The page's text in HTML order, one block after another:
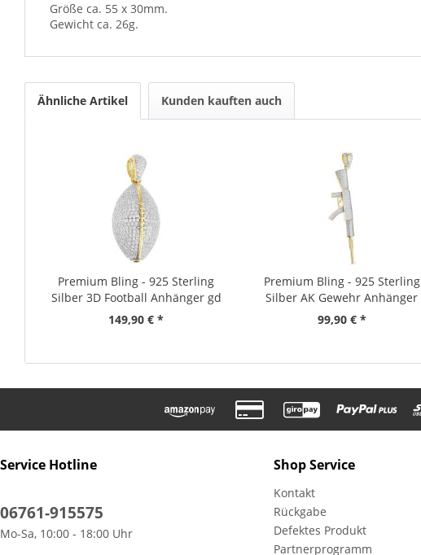
Größe ca. 55 x 30mm.
Gewicht ca. 26g.
Ähnliche Artikel Kunden kauften auch
Premium Bling - 925 Sterling
Silber 3D Football Anhänger gd
149,90 € *
Premium Bling - 925 Sterling
Silber AK Gewehr Anhänger
gold
99,90 € *
Service Hotline
06761-915575
Mo-Sa, 10:00 - 18:00 Uhr
Shop Service
Kontakt
Rückgabe
Defektes Produkt
Partnerprogramm